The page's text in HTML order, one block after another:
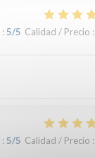
: 5/5 Calidad / Precio :
: 5/5 Calidad / Precio :